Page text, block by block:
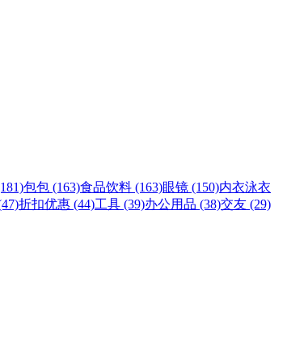
包包 (163)食品饮料 (163)眼镜 (150)内衣泳衣
折扣优惠 (44)工具 (39)办公用品 (38)交友 (29)